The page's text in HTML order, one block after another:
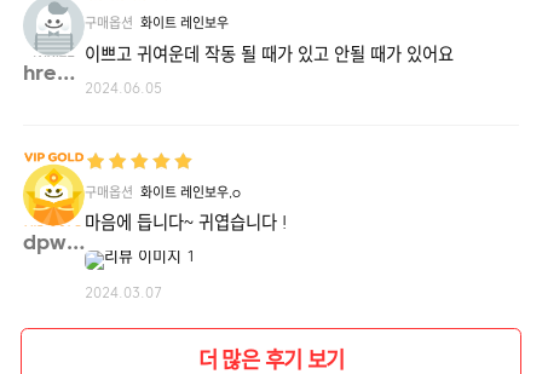
hreek**
구매옵션 화이트 레인보우
이쁘고 귀여운데 작동 될 때가 있고 안될 때가 있어요
2024.06.05
dpwls**
구매옵션 화이트 레인보우,o
마음에 듭니다~ 귀엽습니다 !
2024.03.07
더 많은 후기 보기